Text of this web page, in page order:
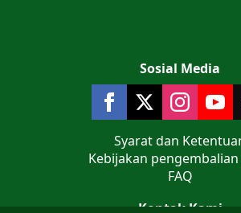
Kontak Kami
Sosial Media
Syarat dan
Kebijakan
FAQ